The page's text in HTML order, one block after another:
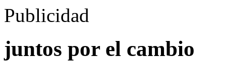
Publicidad
juntos por el cambio